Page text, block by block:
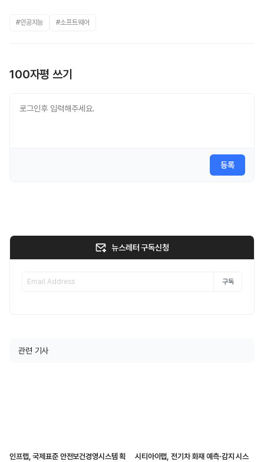
#인공지능 #소프트웨어
100자평 쓰기
등록
뉴스레터 구독신청
구독
관련 기사
인프랩, 국제표준 안전보건경영시스템 획 시티아이랩, 전기차 화재 예측·감지 시스